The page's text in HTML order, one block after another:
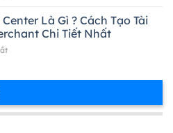
Google
Adwords
Bước]
Tạo
Chiến
Dịch
Chi
Là Gì ? Cách Tạo Tài
Chi Tiết Nhất
ở
Gì